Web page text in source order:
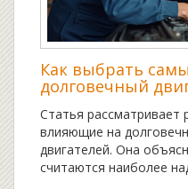
Как выбрать
долговечный
Статья рассматривает
влияющие на
двигателей. Она
считаются наиболее